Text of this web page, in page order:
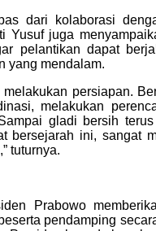
Tumbuh Positif
Daerah Jawa Timur
Kelompok Usaha Bank
anggota KUB.
dari kolaborasi
Yusuf juga
pelantikan dapat
yang mendalam.
persiapan.
melakukan
gladi bersih
bersejarah ini, sangat
tuturnya.
Prabowo
pendamping